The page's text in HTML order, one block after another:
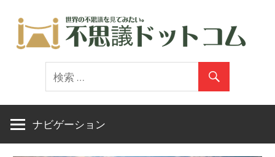
思
議
ナビゲーション